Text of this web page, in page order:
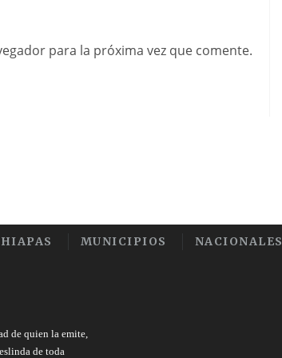
para la próxima vez que comente.
MUNICIPIOS NACIONALES
de quien la emite,
de toda